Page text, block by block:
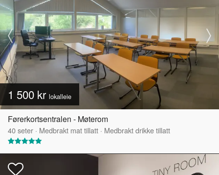
1 500 kr lokalleie
Førerkortsentralen - Møterom
40seter · Medbrakt mat tillatt · Medbrakt drikke tillatt